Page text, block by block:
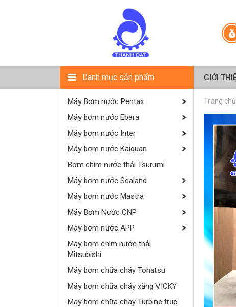
Danh mục sản phẩm GIỚI
Máy Bơm nước Pentax
Máy bơm nước Ebara
Máy bơm nước Inter
Máy bơm nước Kaiquan
Bơm chìm nước thải Tsurumi
Máy bơm nước Sealand
Máy bơm nước Mastra
Máy Bơm Nước CNP
Máy bơm nước APP
Máy bơm chìm nước thải
Mitsubishi
Máy bơm chữa cháy Tohatsu
Máy bơm chữa cháy xăng VICKY
Máy bơm chữa cháy Turbine trục
Trang chủ